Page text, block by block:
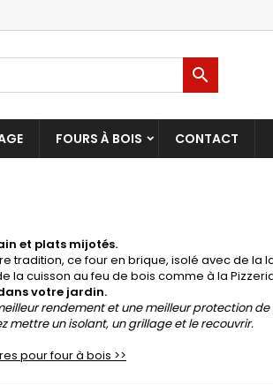

FOURS À BOIS CONTACT
et plats mijotés.
tradition, ce four en brique, isolé avec de
la cuisson au feu de bois comme à la
votre jardin.
rendement et une meilleur protection
mettre un isolant, un grillage et le recouvrir.
pour four à bois >>